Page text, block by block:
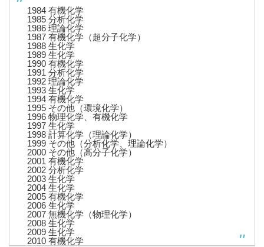
1984 有機化学
1985 分析化学
1986 理論化学
1987 有機化学（超分子化学）
1988 生化学
1989 生化学
1990 有機化学
1991 分析化学
1992 理論化学
1993 生化学
1994 有機化学
1995 その他（環境化学）
1996 物理化学、有機化学
1997 生化学
1998 計算化学（理論化学）
1999 その他（分析化学、理論化学）
2000 その他（高分子化学）
2001 有機化学
2002 分析化学
2003 生化学
2004 生化学
2005 有機化学
2006 生化学
2007 無機化学（物理化学）
2008 生化学
2009 生化学
2010 有機化学